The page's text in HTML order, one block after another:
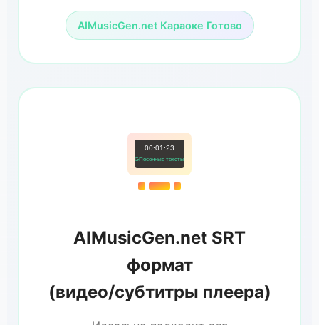
AIMusicGen.net Караоке Готово
00:01:23
GПесенные тексты
AIMusicGen.net SRT
формат
(видео/субтитры плеера)